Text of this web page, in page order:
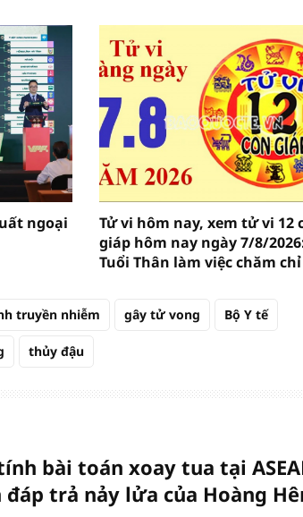
ngoại
Tử vi hôm nay, xem tử vi 12
giáp hôm nay ngày 7/8/
Tuổi Thân làm việc chăm chỉ
truyền nhiễm gây tử vong Bộ Y tế
thủy đậu
bài toán xoay tua tại
đáp trả nảy lửa của Hoàng